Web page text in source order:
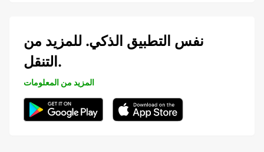
نفس التطبيق الذكي. للمزيد من
التنقل.
المزيد من المعلومات